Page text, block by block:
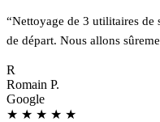
“Nettoyage de 3 utilitaires de
de départ. Nous allons
R
Romain P.
Google
★ ★ ★ ★ ★